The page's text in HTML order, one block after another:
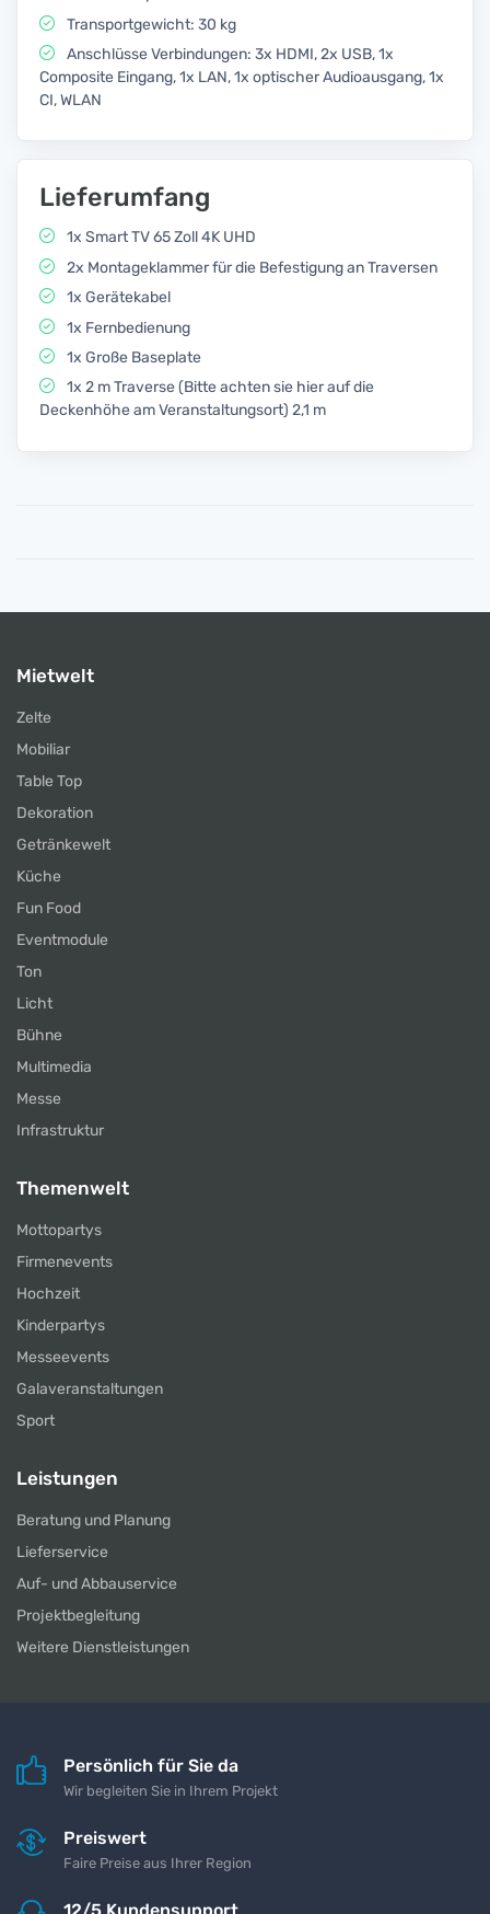
Transportgewicht: 30 kg
Anschlüsse Verbindungen: 3x HDMI, 2x USB, 1x
Composite Eingang, 1x LAN, 1x optischer Audioausgang, 1x
CI, WLAN
Lieferumfang
1x Smart TV 65 Zoll 4K UHD
2x Montageklammer für die Befestigung an Traversen
1x Gerätekabel
1x Fernbedienung
1x Große Baseplate
1x 2 m Traverse (Bitte achten sie hier auf die
Deckenhöhe am Veranstaltungsort) 2,1 m
Mietwelt
Zelte
Mobiliar
Table Top
Dekoration
Getränkewelt
Küche
Fun Food
Eventmodule
Ton
Licht
Bühne
Multimedia
Messe
Infrastruktur
Themenwelt
Mottopartys
Firmenevents
Hochzeit
Kinderpartys
Messeevents
Galaveranstaltungen
Sport
Leistungen
Beratung und Planung
Lieferservice
Auf- und Abbauservice
Projektbegleitung
Weitere Dienstleistungen
Persönlich für Sie da
Wir begleiten Sie in Ihrem Projekt
Preiswert
Faire Preise aus Ihrer Region